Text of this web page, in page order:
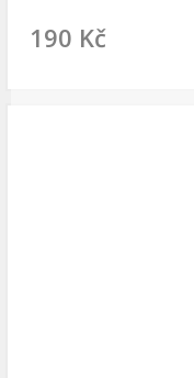
190 Kč